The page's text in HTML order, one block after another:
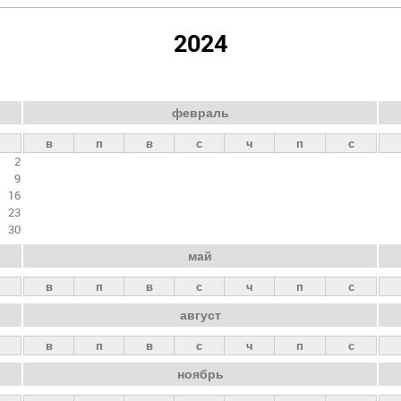
2024
2
9
16
23
30
февраль
в п в с ч п с
май
в п в с ч п с
август
в п в с ч п с
ноябрь